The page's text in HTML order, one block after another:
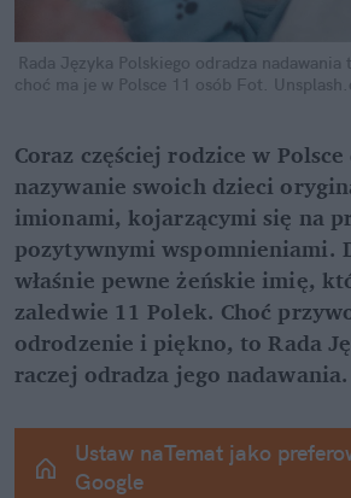
Rada Języka Polskiego odradza
choć ma je w Polsce 11 osób Fot.
Coraz częściej rodzice w
nazywanie swoich dzieci
imionami, kojarzącymi się na
pozytywnymi wspomnieniami.
właśnie pewne żeńskie imię,
zaledwie 11 Polek. Choć
odrodzenie i piękno, to Rada
raczej odradza jego nadawania.
Ustaw naTemat jako
Google